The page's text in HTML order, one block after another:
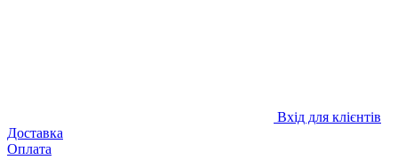
Вхід для клієнтів
Доставка
Оплата